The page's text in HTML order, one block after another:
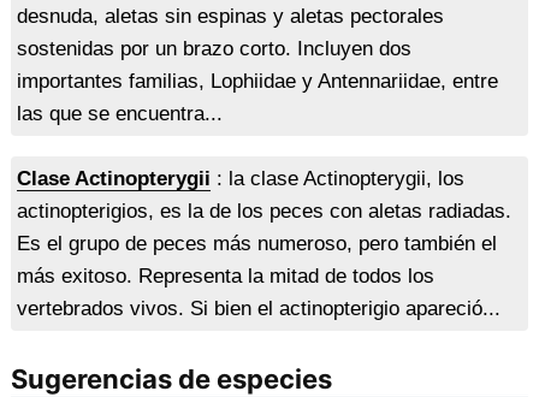
desnuda, aletas sin espinas y aletas pectorales
sostenidas por un brazo corto. Incluyen dos
importantes familias, Lophiidae y Antennariidae, entre
las que se encuentra...
Clase Actinopterygii : la clase Actinopterygii, los
actinopterigios, es la de los peces con aletas radiadas.
Es el grupo de peces más numeroso, pero también el
más exitoso. Representa la mitad de todos los
vertebrados vivos. Si bien el actinopterigio apareció...
Sugerencias de especies